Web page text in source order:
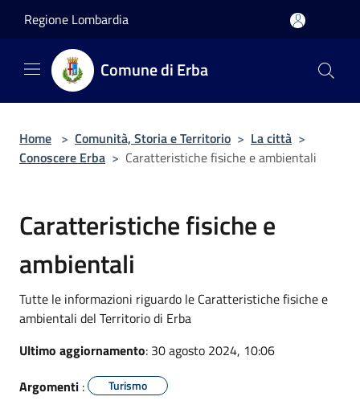
Regione Lombardia
Comune di Erba
Home > Comunità, Storia e Territorio > La città >
Conoscere Erba > Caratteristiche fisiche e ambientali
Caratteristiche fisiche e
ambientali
Tutte le informazioni riguardo le Caratteristiche fisiche e
ambientali del Territorio di Erba
Ultimo aggiornamento: 30 agosto 2024, 10:06
Argomenti : Turismo